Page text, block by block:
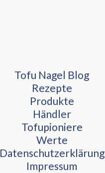
Tofu Nagel Blog
Rezepte
Produkte
Händler
Tofupioniere
Werte
Datenschutzerklärung
Impressum